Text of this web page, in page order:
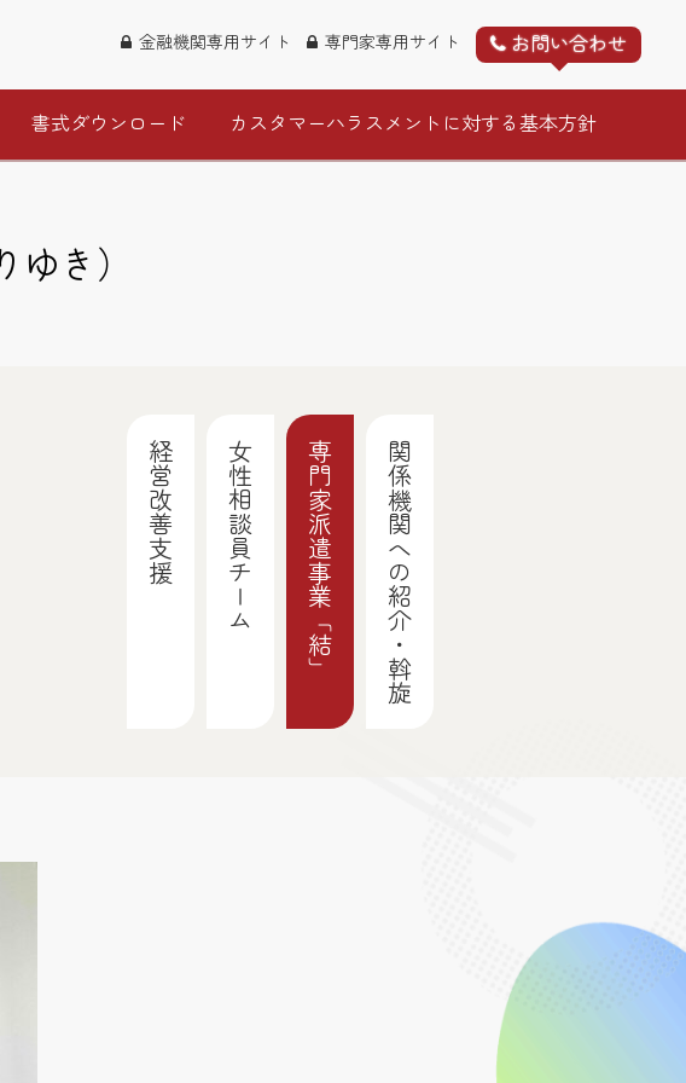
金融機関専用サイト 専門家専用サイト お問い合わせ
書式ダウンロード カスタマーハラスメントに対する基本方針
き）
経営改善支援 女性相談員チーム 専門家派遣事業「結」 関係機関への紹介・斡旋